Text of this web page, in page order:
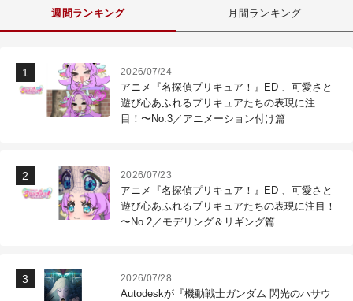
週間ランキング 月間ランキング
2026/07/24
アニメ『名探偵プリキュア！』ED 、可愛さと
遊び心あふれるプリキュアたちの表現に注
目！〜No.3／アニメーション付け篇
2026/07/23
アニメ『名探偵プリキュア！』ED 、可愛さと
遊び心あふれるプリキュアたちの表現に注目！
〜No.2／モデリング＆リギング篇
2026/07/28
Autodeskが『機動戦士ガンダム 閃光のハサウ